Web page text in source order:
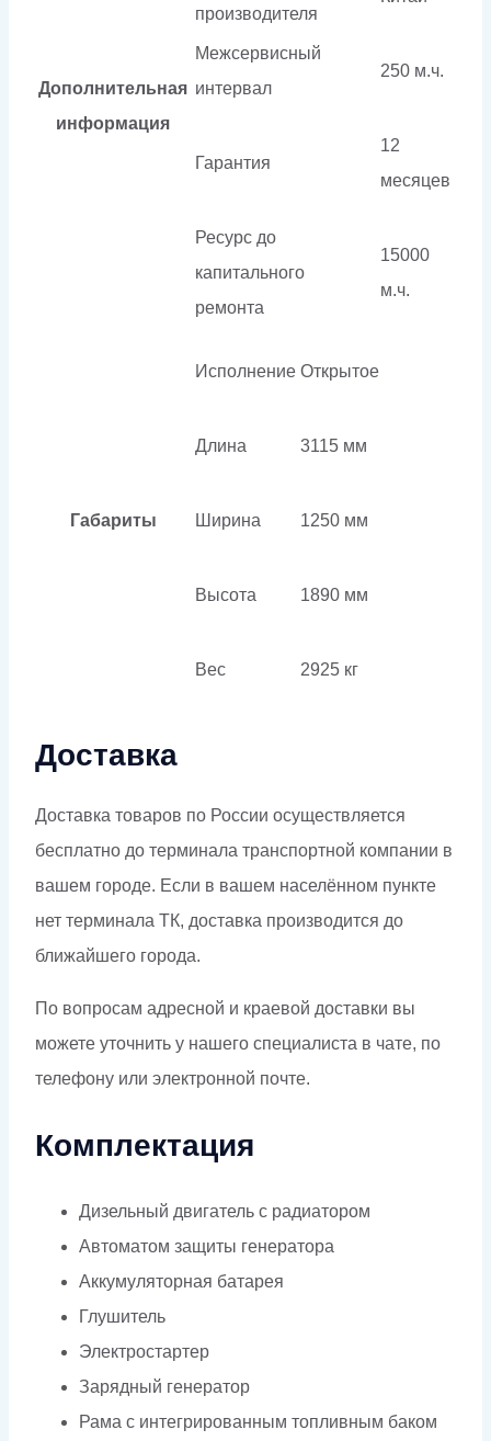
Дополнительная
информация
производителя
Межсервисный
интервал
250 м.ч.
Гарантия
12
месяцев
Ресурс до
капитального
ремонта
15000
м.ч.
Габариты
Исполнение Открытое
Длина 3115 мм
Ширина 1250 мм
Высота 1890 мм
Вес 2925 кг
Доставка
Доставка товаров по России осуществляется
бесплатно до терминала транспортной компании в
вашем городе. Если в вашем населённом пункте
нет терминала ТК, доставка производится до
ближайшего города.
По вопросам адресной и краевой доставки вы
можете уточнить у нашего специалиста в чате, по
телефону или электронной почте.
Комплектация
Дизельный двигатель с радиатором
Автоматом защиты генератора
Аккумуляторная батарея
Глушитель
Электростартер
Зарядный генератор
Рама с интегрированным топливным баком